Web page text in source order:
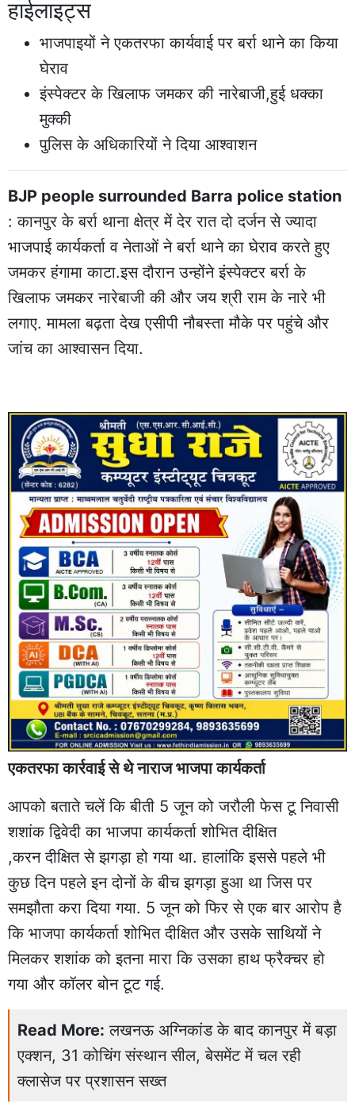
हाईलाइट्स
भाजपाइयों ने एकतरफा कार्यवाई पर बर्रा थाने का किया
घेराव
इंस्पेक्टर के खिलाफ जमकर की नारेबाजी,हुई धक्का
मुक्की
पुलिस के अधिकारियों ने दिया आश्वाशन
BJP people surrounded Barra police station
: कानपुर के बर्रा थाना क्षेत्र में देर रात दो दर्जन से ज्यादा
भाजपाई कार्यकर्ता व नेताओं ने बर्रा थाने का घेराव करते हुए
जमकर हंगामा काटा.इस दौरान उन्होंने इंस्पेक्टर बर्रा के
खिलाफ जमकर नारेबाजी की और जय श्री राम के नारे भी
लगाए. मामला बढ़ता देख एसीपी नौबस्ता मौके पर पहुंचे और
जांच का आश्वासन दिया.
एकतरफा कार्रवाई से थे नाराज भाजपा कार्यकर्ता
आपको बताते चलें कि बीती 5 जून को जरौली फेस टू निवासी
शशांक द्विवेदी का भाजपा कार्यकर्ता शोभित दीक्षित
,करन दीक्षित से झगड़ा हो गया था. हालांकि इससे पहले भी
कुछ दिन पहले इन दोनों के बीच झगड़ा हुआ था जिस पर
समझौता करा दिया गया. 5 जून को फिर से एक बार आरोप है
कि भाजपा कार्यकर्ता शोभित दीक्षित और उसके साथियों ने
मिलकर शशांक को इतना मारा कि उसका हाथ फ्रैक्चर हो
गया और कॉलर बोन टूट गई.
Read More: लखनऊ अग्निकांड के बाद कानपुर में बड़ा
एक्शन, 31 कोचिंग संस्थान सील, बेसमेंट में चल रही
क्लासेज पर प्रशासन सख्त